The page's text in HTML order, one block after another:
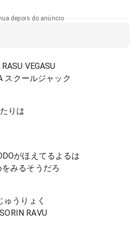
depois do anúncio
VEGASU
スクールジャック
りは
がほえてるよるは
みるそうだろ
ゅうりょく
RAVU